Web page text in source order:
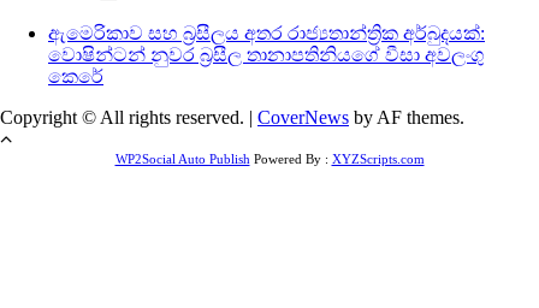
ඇමෙරිකාව සහ බ්‍රසීලය අතර රාජ්‍යතාන්ත්‍රික අර්බුදයක්:
වොෂින්ටන් නුවර බ්‍රසීල තානාපතිනියගේ වීසා අවලංගු
කෙරේ
Copyright © All rights reserved. | CoverNews by AF themes.
WP2Social Auto Publish Powered By : XYZScripts.com